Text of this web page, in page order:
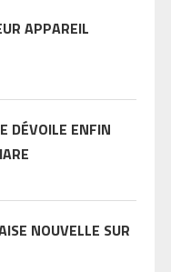
APPAREIL
DÉVOILE ENFIN
NOUVELLE SUR